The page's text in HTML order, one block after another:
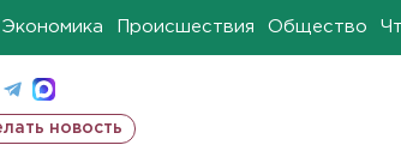
Экономика Происшествия Общество
новость